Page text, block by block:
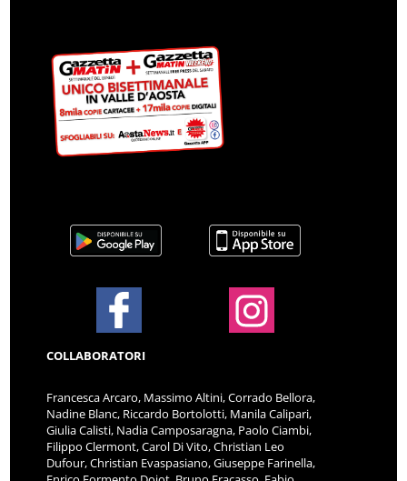
COLLABORATORI
Francesca Arcaro, Massimo Altini, Corrado Bellora,
Nadine Blanc, Riccardo Bortolotti, Manila Calipari,
Giulia Calisti, Nadia Camposaragna, Paolo Ciambi,
Filippo Clermont, Carol Di Vito, Christian Leo
Dufour, Christian Evaspasiano, Giuseppe Farinella,